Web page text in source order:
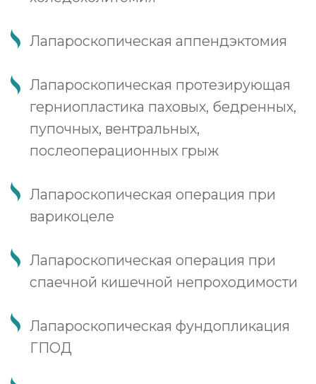
Средний врачебный стаж
врачей 20 лет
Операции проводятся в
новом стационаре
Преимущества
хирургического лечения в
«Немецкой семейной
Комфортные палаты
пребывания
Консультативная помощь
врачей-специалистов